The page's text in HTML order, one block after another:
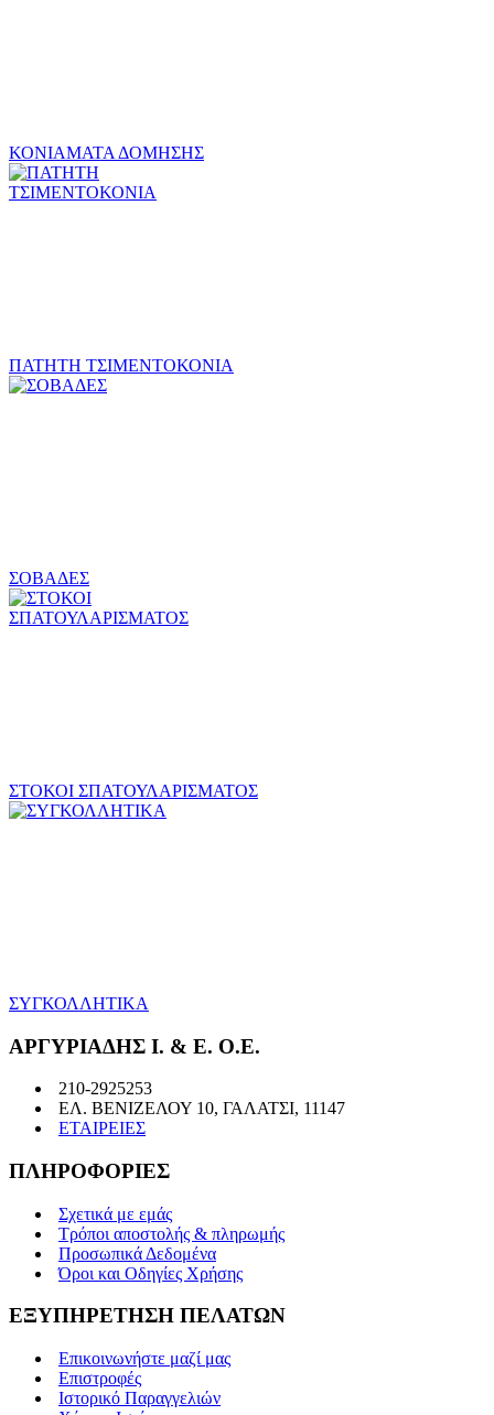
ΚΟΝΙΑΜΑΤΑ ΔΟΜΗΣΗΣ
ΠΑΤΗΤΗ ΤΣΙΜΕΝΤΟΚΟΝΙΑ
ΣΟΒΑΔΕΣ
ΣΤΟΚΟΙ ΣΠΑΤΟΥΛΑΡΙΣΜΑΤΟΣ
ΣΥΓΚΟΛΛΗΤΙΚΑ
ΑΡΓΥΡΙΑΔΗΣ Ι. & Ε. Ο.Ε.
210-2925253
ΕΛ. ΒΕΝΙΖΕΛΟΥ 10, ΓΑΛΑΤΣΙ, 11147
ΕΤΑΙΡΕΙΕΣ
ΠΛΗΡΟΦΟΡΙΕΣ
Σχετικά με εμάς
Τρόποι αποστολής & πληρωμής
Προσωπικά Δεδομένα
Όροι και Οδηγίες Χρήσης
ΕΞΥΠΗΡΕΤΗΣΗ ΠΕΛΑΤΩΝ
Επικοινωνήστε μαζί μας
Επιστροφές
Ιστορικό Παραγγελιών